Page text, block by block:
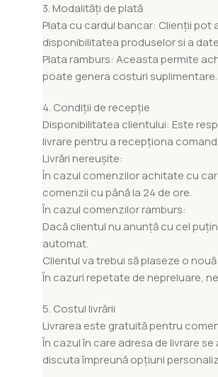
3. Modalități de plată
Plata cu cardul bancar: Clienții pot
disponibilitatea produselor si a
Plata ramburs: Aceasta permite
poate genera costuri suplimentare.
4. Condiții de recepție
Disponibilitatea clientului: Este
livrare pentru a recepționa
Livrări nereușite:
În cazul comenzilor achitate cu
comenzii cu până la 24 de ore.
În cazul comenzilor ramburs:
Dacă clientul nu anunță cu cel
automat.
Clientul va trebui să plaseze o
În cazuri repetate de nepreluare,
5. Costul livrării
Livrarea este gratuită pentru
În cazul în care adresa de livrare
discuta împreună opțiuni